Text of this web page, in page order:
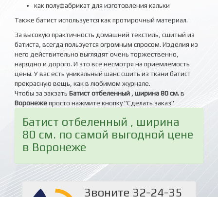
как полуфабрикат для изготовления кальки
Также батист используется как протирочный материал.
За высокую практичность домашний текстиль, сшитый из
батиста, всегда пользуется огромным спросом. Изделия из
него действительно выглядят очень торжественно,
нарядно и дорого. И это все несмотря на приемлемость
цены. У вас есть уникальный шанс сшить из ткани батист
прекрасную вещь, как в любимом журнале.
Чтобы за закзать Батист отбеленный , ширина 80 см.в
Воронежепросто нажмите кнопку "Сделать заказ"
Батист отбеленный , ширина
80 см. по самой выгодной цене
в Воронеже
Звоните 32-24-35